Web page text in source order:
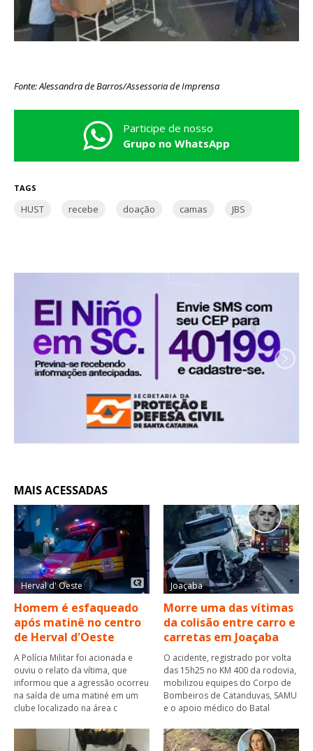
Fonte: Alessandra de Barros/Assessoria de Imprensa
Participe de nosso
Grupo no WhatsApp
TAGS
HUST recebe doação camas JBS
MAIS ACESSADAS
Herval d' Oeste
Homem é esfaqueado
após matinê no centro
de Herval d'Oeste
A Polícia Militar foi acionada e
ouviu o relato da vítima, que
informou que a agressão ocorreu
na saída de uma matiné em um
clube localizado na área c
Joaçaba
Morre uma das vítimas
da colisão entre carro e
carretas em Joaçaba
O acidente, registrado por volta
das 15h25 no KM 400 da rodovia,
mobilizou equipes do Corpo de
Bombeiros de Catanduvas, SAMU
e o apoio médico do Batal